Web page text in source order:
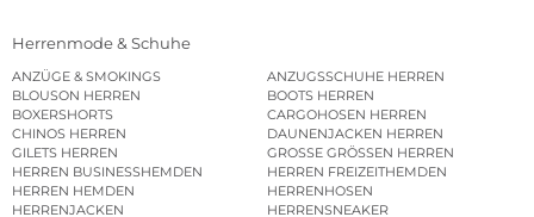
Herrenmode & Schuhe
ANZÜGE & SMOKINGS
ANZUGSSCHUHE HERREN
BLOUSON HERREN
BOOTS HERREN
BOXERSHORTS
CARGOHOSEN HERREN
CHINOS HERREN
DAUNENJACKEN HERREN
GILETS HERREN
GROSSE GRÖSSEN HERREN
HERREN BUSINESSHEMDEN
HERREN FREIZEITHEMDEN
HERREN HEMDEN
HERRENHOSEN
HERRENJACKEN
HERRENSNEAKER